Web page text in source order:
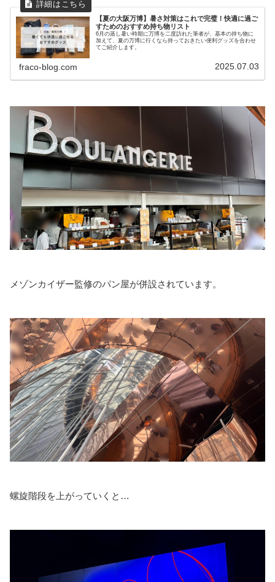
【夏の大阪万博】暑さ対策はこれで完璧！快適に過ご
すためのおすすめ持ち物リスト
6月の蒸し暑い時期に万博を二度訪れた筆者が、基本の持ち物に
加えて、夏の万博に行くなら持っておきたい便利グッズを合わせ
てご紹介します。
fraco-blog.com 2025.07.03
メゾンカイザー監修のパン屋が併設されています。
螺旋階段を上がっていくと…